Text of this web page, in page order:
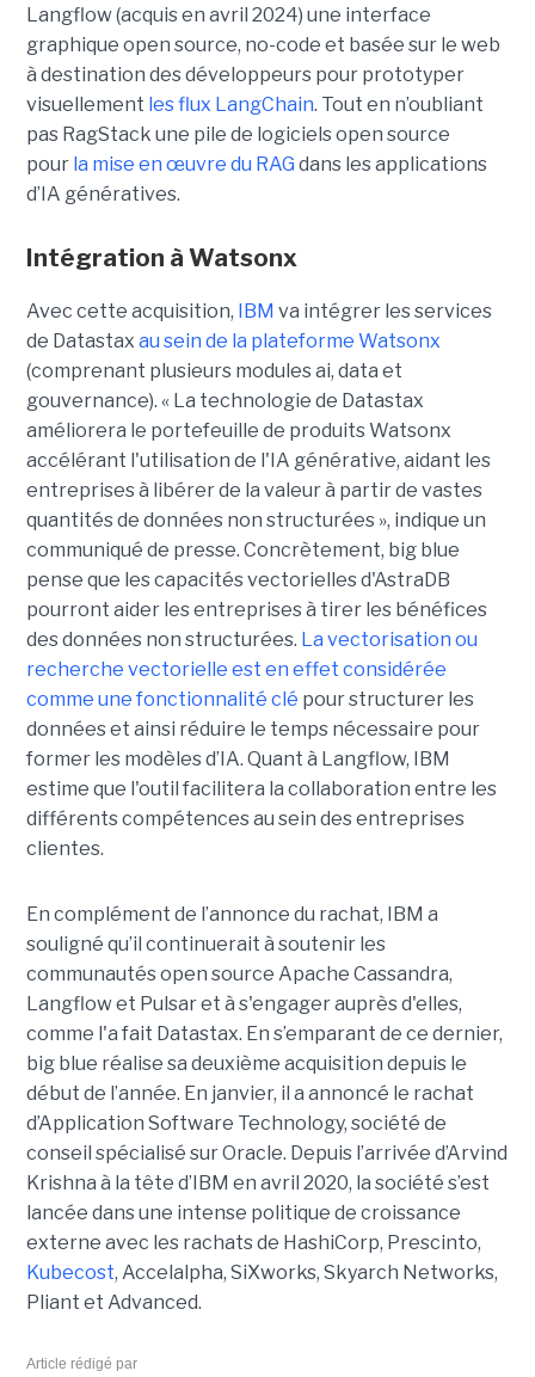
Langflow (acquis en avril 2024) une interface
graphique open source, no-code et basée sur le web
à destination des développeurs pour prototyper
visuellement les flux LangChain. Tout en n’oubliant
pas RagStack une pile de logiciels open source
pour la mise en œuvre du RAG dans les applications
d’IA génératives.
Intégration à Watsonx
Avec cette acquisition, IBM va intégrer les services
de Datastax au sein de la plateforme Watsonx
(comprenant plusieurs modules ai, data et
gouvernance). « La technologie de Datastax
améliorera le portefeuille de produits Watsonx
accélérant l'utilisation de l'IA générative, aidant les
entreprises à libérer de la valeur à partir de vastes
quantités de données non structurées », indique un
communiqué de presse. Concrètement, big blue
pense que les capacités vectorielles d'AstraDB
pourront aider les entreprises à tirer les bénéfices
des données non structurées. La vectorisation ou
recherche vectorielle est en effet considérée
comme une fonctionnalité clé pour structurer les
données et ainsi réduire le temps nécessaire pour
former les modèles d’IA. Quant à Langflow, IBM
estime que l'outil facilitera la collaboration entre les
différents compétences au sein des entreprises
clientes.
En complément de l’annonce du rachat, IBM a
souligné qu’il continuerait à soutenir les
communautés open source Apache Cassandra,
Langflow et Pulsar et à s'engager auprès d'elles,
comme l'a fait Datastax. En s’emparant de ce dernier,
big blue réalise sa deuxième acquisition depuis le
début de l’année. En janvier, il a annoncé le rachat
d’Application Software Technology, société de
conseil spécialisé sur Oracle. Depuis l’arrivée d’Arvind
Krishna à la tête d’IBM en avril 2020, la société s’est
lancée dans une intense politique de croissance
externe avec les rachats de HashiCorp, Prescinto,
Kubecost, Accelalpha, SiXworks, Skyarch Networks,
Pliant et Advanced.
Article rédigé par